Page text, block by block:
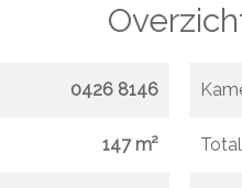
0426 8146
147 m²